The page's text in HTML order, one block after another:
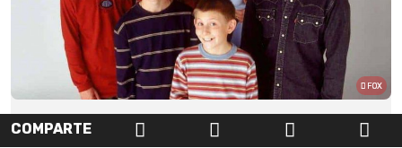
FOX
COMPARTE